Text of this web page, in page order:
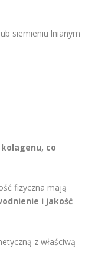
siemieniu lnianym
co
fizyczna mają
i jakość
z właściwą